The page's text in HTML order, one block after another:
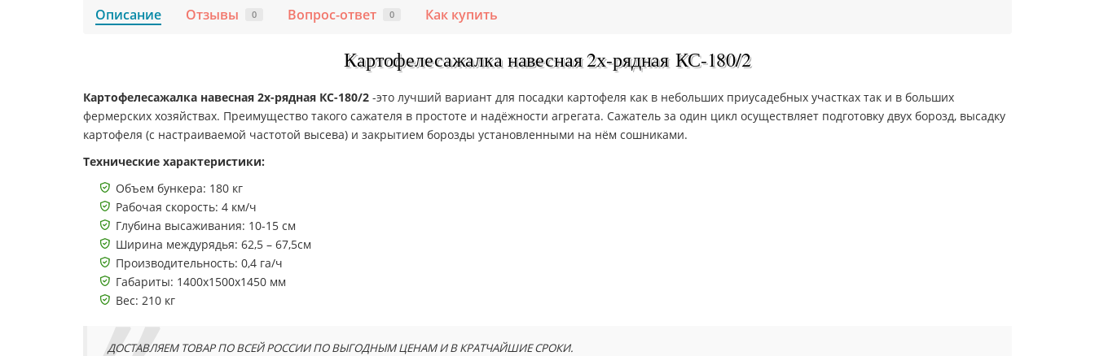
Описание Отзывы 0 Вопрос-ответ 0 Как купить
Картофелесажалка навесная 2х-рядная КС-180/2
Картофелесажалка навесная 2х-рядная КС-180/2 -это лучший вариант для посадки картофеля как в небольших приусадебных участках так и в больших
фермерских хозяйствах. Преимущество такого сажателя в простоте и надёжности агрегата. Сажатель за один цикл осуществляет подготовку двух борозд, высадку
картофеля (с настраиваемой частотой высева) и закрытием борозды установленными на нём сошниками.
Технические характеристики:
Объем бункера: 180 кг
Рабочая скорость: 4 км/ч
Глубина высаживания: 10-15 см
Ширина междурядья: 62,5 – 67,5см
Производительность: 0,4 га/ч
Габариты: 1400x1500x1450 мм
Вес: 210 кг
ДОСТАВЛЯЕМ ТОВАР ПО ВСЕЙ РОССИИ ПО ВЫГОДНЫМ ЦЕНАМ И В КРАТЧАЙШИЕ СРОКИ.